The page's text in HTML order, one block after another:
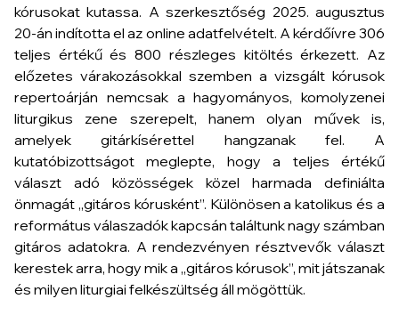
kórusokat kutassa. A szerkesztőség 2025. augusztus
20-án indította el az online adatfelvételt. A kérdőívre 306
teljes értékű és 800 részleges kitöltés érkezett. Az
előzetes várakozásokkal szemben a vizsgált kórusok
repertoárján nemcsak a hagyományos, komolyzenei
liturgikus zene szerepelt, hanem olyan művek is,
amelyek gitárkísérettel hangzanak fel. A
kutatóbizottságot meglepte, hogy a teljes értékű
választ adó közösségek közel harmada definiálta
önmagát „gitáros kórusként”. Különösen a katolikus és a
református válaszadók kapcsán találtunk nagy számban
gitáros adatokra. A rendezvényen résztvevők választ
kerestek arra, hogy mik a „gitáros kórusok”, mit játszanak
és milyen liturgiai felkészültség áll mögöttük.